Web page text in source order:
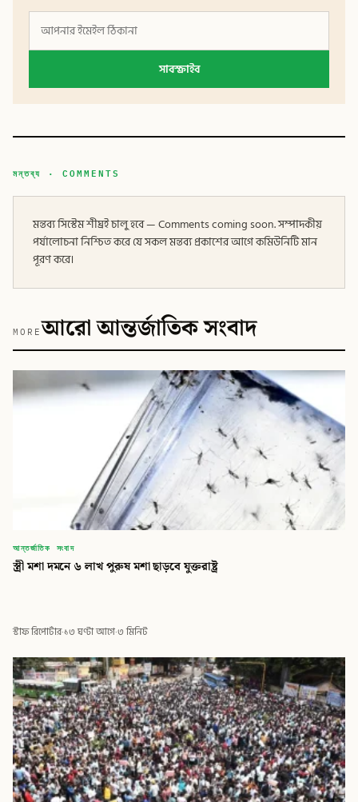
সাবস্ক্রাইব
মন্তব্য · COMMENTS
মন্তব্য সিস্টেম শীঘ্রই চালু হবে — Comments coming soon. সম্পাদকীয়
পর্যালোচনা নিশ্চিত করে যে সকল মন্তব্য প্রকাশের আগে কমিউনিটি মান
পূরণ করে।
MOREআরো আন্তর্জাতিক সংবাদ
আন্তর্জাতিক সংবাদ
স্ত্রী মশা দমনে ৬ লাখ পুরুষ মশা ছাড়বে যুক্তরাষ্ট্র
স্টাফ রিপোর্টার·১৩ ঘণ্টা আগে·৩ মিনিট